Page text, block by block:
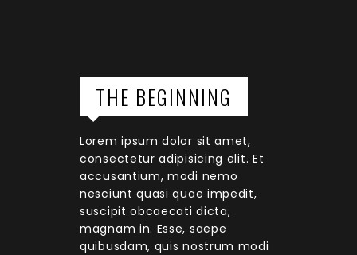
THE BEGINNING
Lorem ipsum dolor sit amet,
consectetur adipisicing elit. Et
accusantium, modi nemo
nesciunt quasi quae impedit,
suscipit obcaecati dicta,
magnam in. Esse, saepe
quibusdam, quis nostrum modi